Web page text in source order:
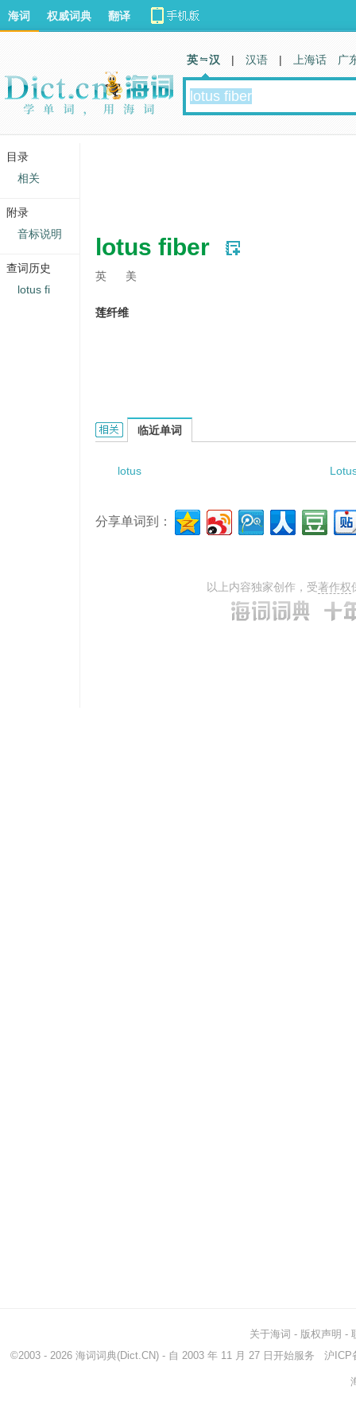
lotus fiber
英 美
莲纤维
lotus fiber的相关资料：
临近单词
lotus
分享单词到：
以上内容独家创作，受著作权
海词 权威词典 翻译
英 汉 | 汉语 | 上海话 广
关于海词 - 版权声明 -
©2003 - 2026 海词词典(Dict.CN) - 自 2003 年 11 月 27 日开始服务 沪ICP
目录
相关
附录
音标说明
查词历史
lotus fi